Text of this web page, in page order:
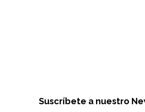
Suscríbete a nuestro